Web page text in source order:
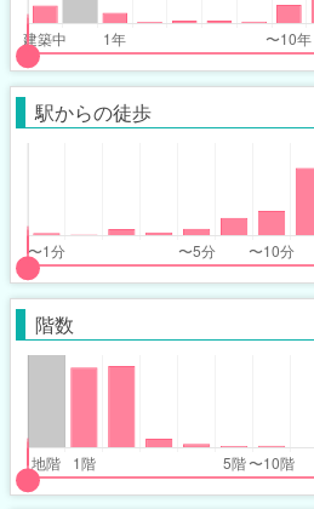
駅からの徒歩
階数